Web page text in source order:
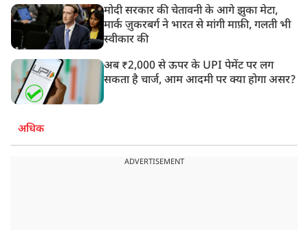
मोदी सरकार की चेतावनी के आगे झुका मेटा,
मार्क ज़ुकरबर्ग ने भारत से मांगी माफ़ी, गलती भी
स्वीकार की
अब ₹2,000 से ऊपर के UPI पेमेंट पर लग
सकता है चार्ज, आम आदमी पर क्या होगा असर?
अधिक
ADVERTISEMENT